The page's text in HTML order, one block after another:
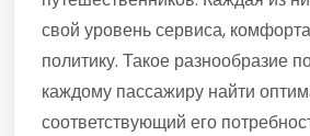
свой уровень сервиса,
политику. Такое разнообразие
каждому пассажиру найти
соответствующий его